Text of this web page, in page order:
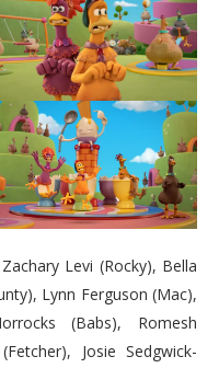
Levi (Rocky), Bella
Lynn Ferguson (Mac),
(Babs), Romesh
Josie Sedgwick-